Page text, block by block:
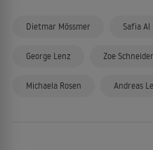
Dietmar Mössmer Safia Al
George Lenz Zoe Schneider
Michaela Rosen Andreas